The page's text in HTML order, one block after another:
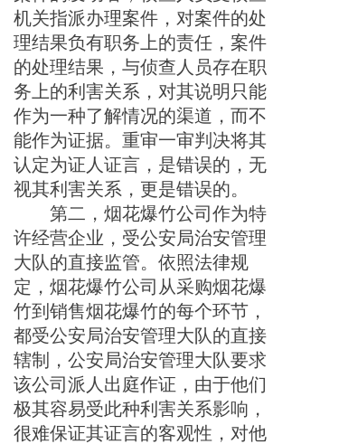
机关指派办理案件，对案件的处
理结果负有职务上的责任，案件
的处理结果，与侦查人员存在职
务上的利害关系，对其说明只能
作为一种了解情况的渠道，而不
能作为证据。重审一审判决将其
认定为证人证言，是错误的 ，无
视其利害关系，更是错误的。
第二，烟花爆竹公司作为特
许经营企业，受公安局治安管理
大队的直接监管。依照法律规
定，烟花爆竹公司从采购烟花爆
竹到销售烟花爆竹的每个环节，
都受公安局治安管理大队的直接
辖制，公安局治安管理大队要求
该公司派人出庭作证，由于他们
极其容易受此种利害关系影响，
很难保证其证言的客观性，对他